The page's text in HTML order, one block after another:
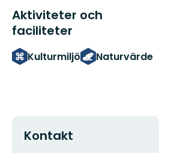
Aktiviteter och
faciliteter
Kulturmiljö Naturvärde
Kontakt